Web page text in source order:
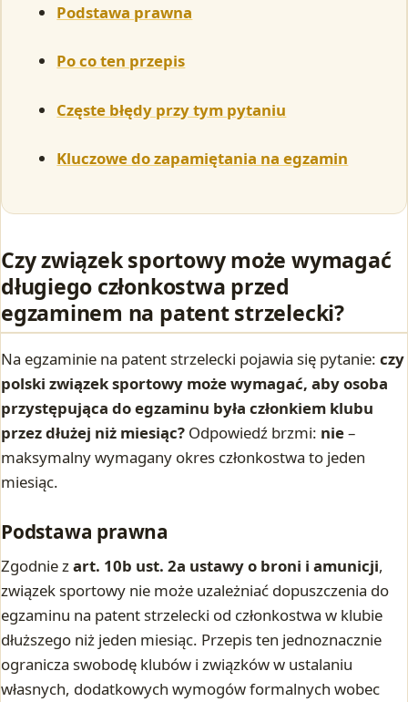
Podstawa prawna
Po co ten przepis
Częste błędy przy tym pytaniu
Kluczowe do zapamiętania na egzamin
Czy związek sportowy może wymagać
długiego członkostwa przed
egzaminem na patent strzelecki?
Na egzaminie na patent strzelecki pojawia się pytanie: czy
polski związek sportowy może wymagać, aby osoba
przystępująca do egzaminu była członkiem klubu
przez dłużej niż miesiąc? Odpowiedź brzmi: nie–
maksymalny wymagany okres członkostwa to jeden
miesiąc.
Podstawa prawna
Zgodnie zart. 10b ust. 2a ustawy o broni i amunicji,
związek sportowy nie może uzależniać dopuszczenia do
egzaminu na patent strzelecki od członkostwa w klubie
dłuższego niż jeden miesiąc. Przepis ten jednoznacznie
ogranicza swobodę klubów i związków w ustalaniu
własnych, dodatkowych wymogów formalnych wobec